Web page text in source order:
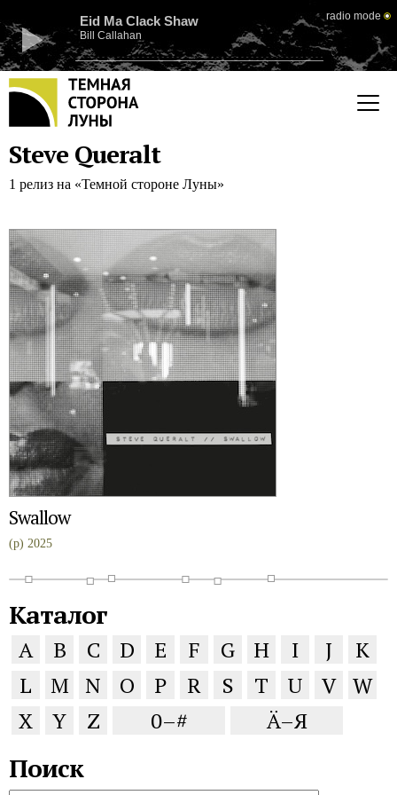
Eid Ma Clack Shaw
Bill Callahan
radio mode
Steve Queralt
1 релиз на «Темной стороне Луны»
Swallow
(p) 2025
Каталог
A B C D E F G H I J
K
L
M N O P R S T U V W
X
Y Z 0–# Ä–Я
Поиск